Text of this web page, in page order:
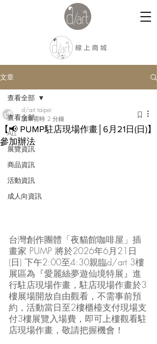
文章
查看全部
ALL
展覽資訊
商品資訊
活動資訊
成人向資訊
查看全部
【📢 PUMP駐店現場作畫│6月21日(日)】
參加辦法
d/art taipei
讀畢需時 2 分鐘
台灣創作團體「夜貓館咖啡屋」插
畫家 PUMP 將於2026年6月21日
(日) 下午2:00至4:30親臨d/art 3樓
展區為『愛麗絲夢遊仙境特展』進
行駐店現場作畫，駐店現場作畫於3
樓展場開放自由觀看，不需事前預
約，活動當日至2樓櫃檯支付現場支
付3樓展覽入場費，即可上樓觀看駐
店現場作畫，敬請把握機會！